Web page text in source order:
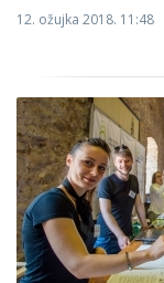
12. ožujka 2018. 11:48